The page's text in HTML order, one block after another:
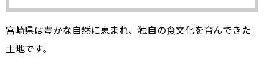
宮崎県は豊かな自然に恵まれ、独自の食文化を育んできた
土地です。